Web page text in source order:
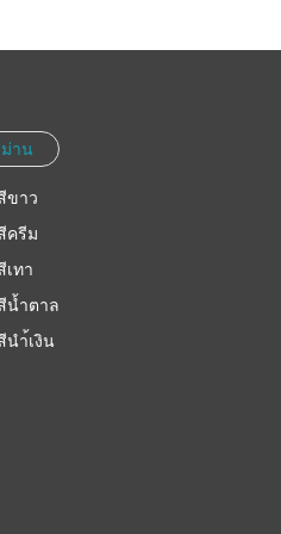
าน
ขาว
ครีม
เทา
น้ำตาล
นำ้เงิน